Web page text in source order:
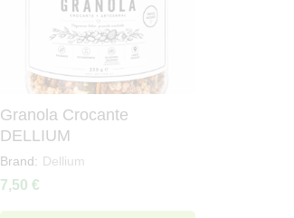
Granola Crocante
DELLIUM
Brand: Dellium
7,50 €